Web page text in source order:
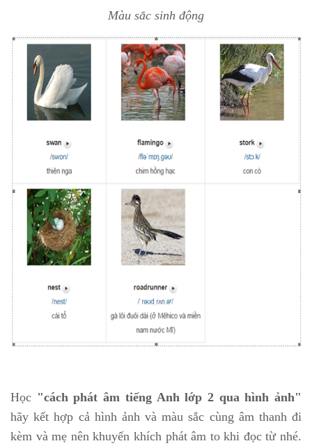
Màu sắc sinh động
Học "cách phát âm tiếng Anh lớp 2 qua hình ảnh"
hãy kết hợp cả hình ảnh và màu sắc cùng âm thanh đi
kèm và mẹ nên khuyến khích phát âm to khi đọc từ nhé.